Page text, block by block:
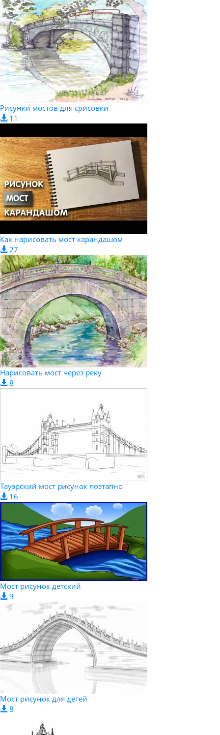
Рисунки мостов для срисовки
11
Как нарисовать мост карандашом
27
Нарисовать мост через реку
8
Тауэрский мост рисунок поэтапно
16
Мост рисунок детский
9
Мост рисунок для детей
8